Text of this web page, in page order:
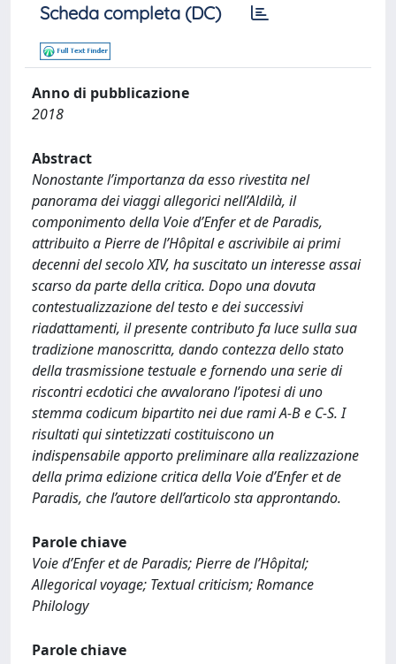
Scheda completa (DC)
Anno di pubblicazione
2018
Abstract
Nonostante l’importanza da esso rivestita nel
panorama dei viaggi allegorici nell’Aldilà, il
componimento della Voie d’Enfer et de Paradis,
attribuito a Pierre de l’Hôpital e ascrivibile ai primi
decenni del secolo XIV, ha suscitato un interesse assai
scarso da parte della critica. Dopo una dovuta
contestualizzazione del testo e dei successivi
riadattamenti, il presente contributo fa luce sulla sua
tradizione manoscritta, dando contezza dello stato
della trasmissione testuale e fornendo una serie di
riscontri ecdotici che avvalorano l’ipotesi di uno
stemma codicum bipartito nei due rami A-B e C-S. I
risultati qui sintetizzati costituiscono un
indispensabile apporto preliminare alla realizzazione
della prima edizione critica della Voie d’Enfer et de
Paradis, che l’autore dell’articolo sta approntando.
Parole chiave
Voie d’Enfer et de Paradis; Pierre de l’Hôpital;
Allegorical voyage; Textual criticism; Romance
Philology
Parole chiave